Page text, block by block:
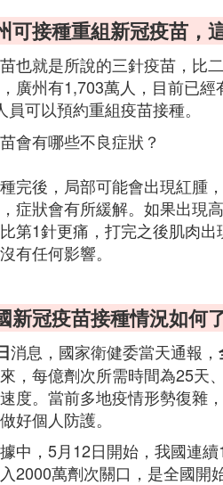
可接種重組新冠疫苗，
也就是所說的三針疫苗，比
廣州有1,703萬人，目前已
員可以預約重組疫苗接種。
會有哪些不良症狀？
完後，局部可能會出現紅腫
症狀會有所緩解。如果出現
第1針更痛，打完之後肌肉
有任何影響。
新冠疫苗接種情況如何
消息，國家衛健委當天通報，
，每億劑次所需時間為25天
度。當前多地疫情形勢復雜
好個人防護。
據中，5月12日開始，我國連
2000萬劑次關口，是全國開